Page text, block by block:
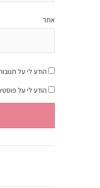
אתר
הודע לי על
הודע לי על